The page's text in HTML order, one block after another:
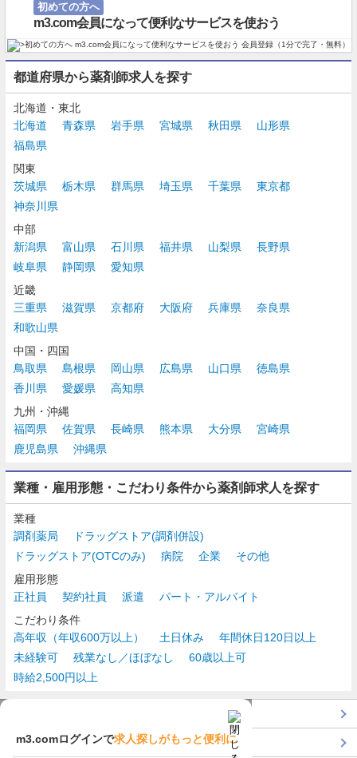
初めての方へ
m3.com会員になって便利なサービスを使おう
都道府県から薬剤師求人を探す
北海道・東北
北海道
青森県 岩手県 宮城県 秋田県
山形県
福島県
関東
茨城県
栃木県 群馬県 埼玉県 千葉県
東京都
神奈川県
中部
新潟県
富山県 石川県 福井県 山梨県
長野県
岐阜県
静岡県
愛知県
近畿
三重県
滋賀県 京都府 大阪府 兵庫県
奈良県
和歌山県
中国・四国
鳥取県
島根県 岡山県 広島県 山口県
徳島県
香川県
愛媛県
高知県
九州・沖縄
福岡県
佐賀県 長崎県 熊本県 大分県
宮崎県
鹿児島県
沖縄県
業種・雇用形態・こだわり条件から薬剤師求人を探す
業種
調剤薬局
ドラッグストア(調剤併設)
ドラッグストア(OTCのみ)
病院 企業
その他
雇用形態
正社員
契約社員 派遣
パート・アルバイト
こだわり条件
高年収（年収600万以上）
土日休み
年間休日120日以上
未経験可
残業なし／ほぼなし
60歳以上可
時給2,500円以上
m3.comログインで求人探しがもっと便利に
最近チェックした求人一覧